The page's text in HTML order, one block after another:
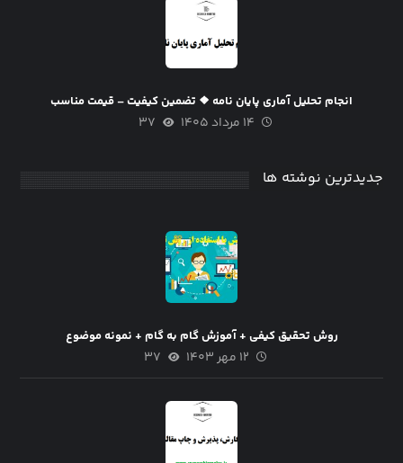
انجام تحلیل آماری پایان نامه ❖ تضمین کیفیت – قیمت مناسب
۱۴ مرداد ۱۴۰۵ ۳۷
جدیدترین نوشته ها
روش تحقیق کیفی + آموزش گام به گام + نمونه موضوع
۱۲ مهر ۱۴۰۳ ۳۷